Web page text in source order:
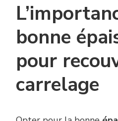
bonne
pour
carrelage